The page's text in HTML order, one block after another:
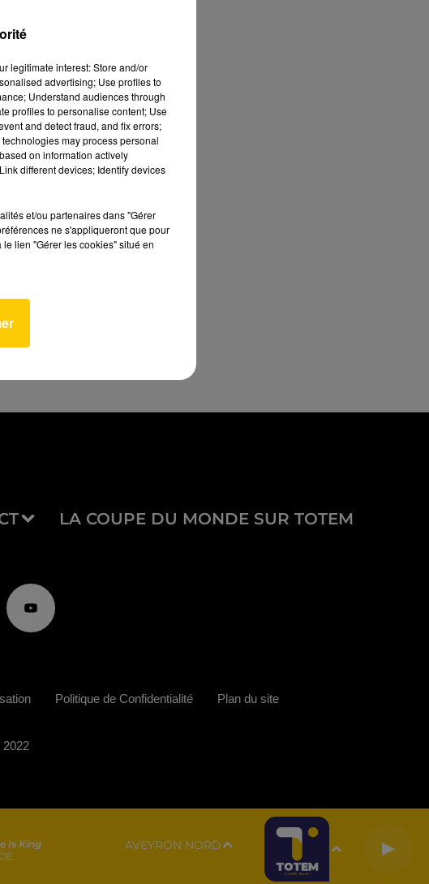
LA COUPE DU MONDE SUR TOTEM
Is King
AVEYRON NORD
Politique de Confidentialité Plan du site
2022
legitimate interest: Store and/or
advertising; Use profiles to
Understand audiences through
profiles to personalise content; Use
and detect fraud, and fix errors;
may process personal
on information actively
different devices; Identify devices
et/ou partenaires dans "Gérer
ne s'appliqueront que pour
lien "Gérer les cookies" situé en